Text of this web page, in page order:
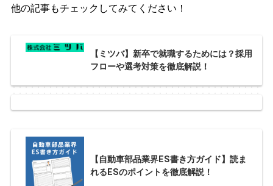
他の記事もチェックしてみてください！
【ミツバ】新卒で就職するためには？採用
フローや選考対策を徹底解説！
【自動車部品業界ES書き方ガイド】読ま
れるESのポイントを徹底解説！